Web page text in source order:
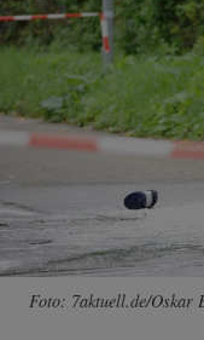
Foto: 7aktuell.de/Oskar